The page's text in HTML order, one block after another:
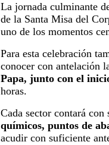
La jornada culminante
de la Santa Misa del
uno de los momentos
Para esta celebración
conocer con antelación
Papa, junto con el
horas.
Cada sector contará
químicos, puntos de
acudir con suficiente